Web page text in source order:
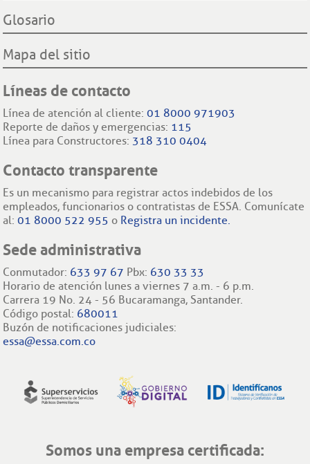
Glosario
Mapa del sitio
Líneas de contacto
Línea de atención al cliente:01 8000 971903
Reporte de daños y emergencias: 115
Línea para Constructores: 318 310 0404
Contacto transparente
Es un mecanismo para registrar actos indebidos de los
empleados, funcionarios o contratistas de ESSA. Comunícate
al:01 8000 522 955 o Registra un incidente.
Sede administrativa
Conmutador: 633 97 67 Pbx: 630 33 33
Horario de atención lunes a viernes 7 a.m. - 6 p.m.
Carrera 19 No. 24 - 56 Bucaramanga, Santander.
Código postal: 680011
Buzón de notificaciones judiciales:
essa@essa.com.co
Somos una empresa certificada: